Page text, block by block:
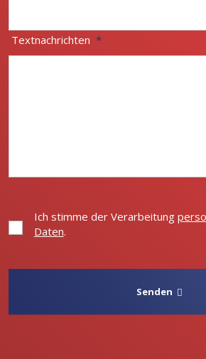
Textnachrichten *
Verarbeitungpersonenbezogenen
Ich stimme der Verarbeitung
Daten.
Senden